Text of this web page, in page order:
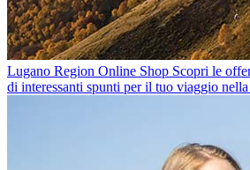
Lugano Region Online Shop Scopri le
di interessanti spunti per il tuo viaggio